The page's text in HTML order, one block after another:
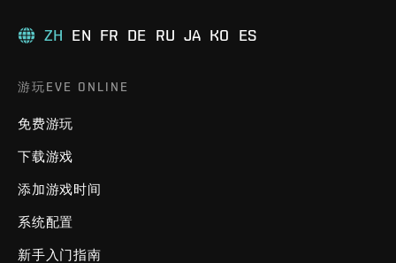
ZH EN FR DE RU JA KO ES
游玩EVE ONLINE
免费游玩
下载游戏
添加游戏时间
系统配置
新手入门指南